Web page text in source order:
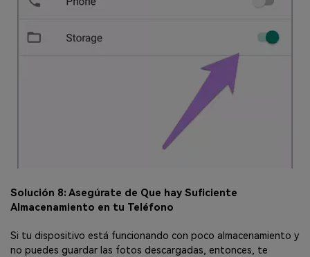
Solución 8: Asegúrate de Que hay Suficiente
Almacenamiento en tu Teléfono
Si tu dispositivo está funcionando con poco almacenamiento y
no puedes guardar las fotos descargadas, entonces, te